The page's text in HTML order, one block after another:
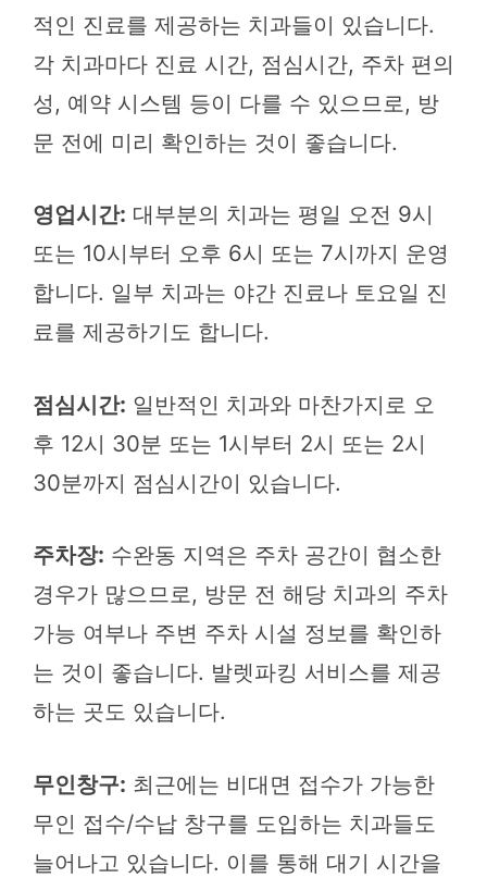
적인 진료를 제공하는 치과들이 있습니다.
각 치과마다 진료 시간, 점심시간, 주차 편의
성, 예약 시스템 등이 다를 수 있으므로, 방
문 전에 미리 확인하는 것이 좋습니다.
영업시간: 대부분의 치과는 평일 오전 9시
또는 10시부터 오후 6시 또는 7시까지 운영
합니다. 일부 치과는 야간 진료나 토요일 진
료를 제공하기도 합니다.
점심시간: 일반적인 치과와 마찬가지로 오
후 12시 30분 또는 1시부터 2시 또는 2시
30분까지 점심시간이 있습니다.
주차장: 수완동 지역은 주차 공간이 협소한
경우가 많으므로, 방문 전 해당 치과의 주차
가능 여부나 주변 주차 시설 정보를 확인하
는 것이 좋습니다. 발렛파킹 서비스를 제공
하는 곳도 있습니다.
무인창구: 최근에는 비대면 접수가 가능한
무인 접수/수납 창구를 도입하는 치과들도
늘어나고 있습니다. 이를 통해 대기 시간을